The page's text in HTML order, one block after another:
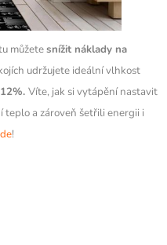
můžetesnížit náklady na
udržujete ideální vlhkost
Víte, jak si vytápění nastavit
a zároveň šetřili energii i
!